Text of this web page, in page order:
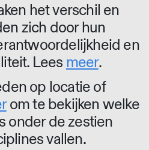
het verschil en
zich door hun
en
Lees meer.
op locatie of
om te bekijken welke
onder de zestien
vallen.